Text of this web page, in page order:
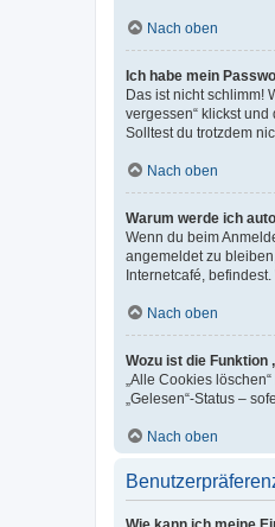
Nach oben
Ich habe mein
Das ist nicht schlimm!
vergessen“ klickst
Solltest du trotzdem
Nach oben
Warum werde ich
Wenn du beim
angemeldet zu
Internetcafé,
Nach oben
Wozu ist die Funktion
„Alle Cookies
„Gelesen“-Status –
Nach oben